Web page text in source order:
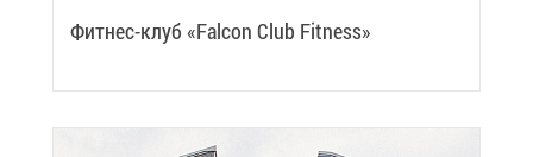
Фит­нес-клуб «Falcon Club Fitness»